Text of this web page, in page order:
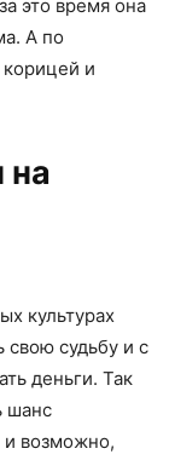
это время она
А по
и
на
культурах
судьбу и с
деньги. Так
шанс
и возможно,